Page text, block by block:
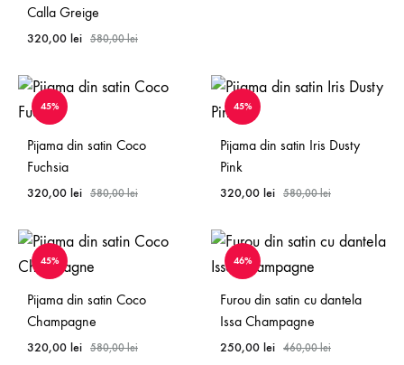
Calla Greige
320,00 lei 580,00lei
45%
Pijama din satin Coco
Fuchsia
320,00 lei 580,00lei
45%
Pijama din satin Iris Dusty
Pink
320,00 lei 580,00lei
45%
Pijama din satin Coco
Champagne
320,00 lei 580,00lei
46%
Furou din satin cu dantela
Issa Champagne
250,00 lei 460,00lei